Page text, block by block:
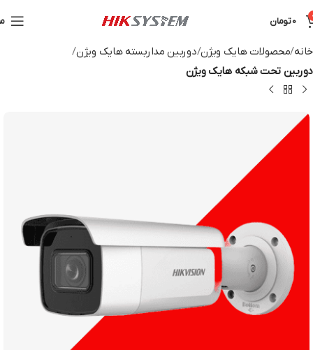
0تومان
خانه محصولات هایک ویژن دوربین مداربسته هایک ویژن
دوربین تحت شبکه هایک ویژن